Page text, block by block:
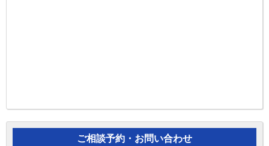
ご相談予約・お問い合わせ